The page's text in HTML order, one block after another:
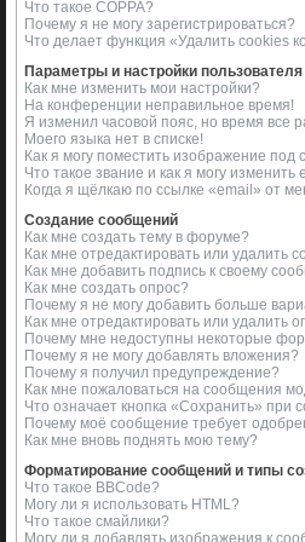
Что такое COPPA?
Почему я не могу зарегистрироваться?
Что делает функция «Удалить cookies
Параметры и настройки пользователя
Как мне изменить мои настройки?
На конференции неправильное время!
Я изменил часовой пояс, но время все
Моего языка нет в списке!
Как я могу поместить изображение под
Что такое звание и как я могу изменить
Когда я щёлкаю по ссылке «email» от
Создание сообщений
Как мне создать тему в форуме?
Как мне отредактировать или удалить
Как мне добавить подпись к своему
Как мне создать опрос?
Почему я не могу добавить больше
Как мне отредактировать или удалить
Почему мне недоступны некоторые
Почему я не могу добавлять вложения?
Почему я получил предупреждение?
Как мне пожаловаться на сообщения
Что означает кнопка «Сохранить» при
Почему моё сообщение требует
Как мне вновь поднять мою тему?
Форматирование сообщений и типы
Что такое BBCode?
Могу ли я использовать HTML?
Что такое смайлики?
Могу ли я добавлять изображения к